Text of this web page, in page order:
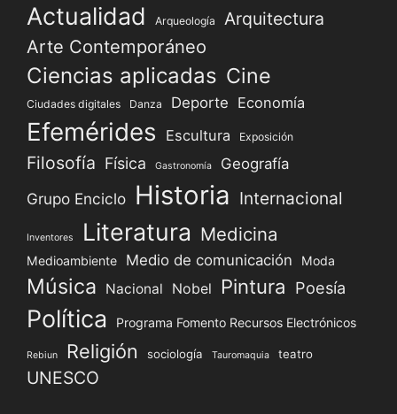
Actualidad Arqueología Arquitectura
Arte Contemporáneo
Ciencias aplicadas Cine
Ciudades digitales Danza Deporte Economía
Efemérides Escultura Exposición
Filosofía Física Gastronomía Geografía
Grupo Enciclo Historia Internacional
Inventores Literatura Medicina
Medioambiente Medio de comunicación Moda
Música Nacional Nobel Pintura Poesía
Política Programa Fomento Recursos Electrónicos
Rebiun Religión sociología Tauromaquia teatro
UNESCO